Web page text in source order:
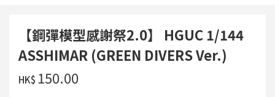
【鋼彈模型感謝祭2.0】 HGUC 1/144
ASSHIMAR (GREEN DIVERS Ver.)
HK$ ‌150.00